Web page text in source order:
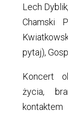
Lech
Chamski
pytaj),
Koncert
życia,